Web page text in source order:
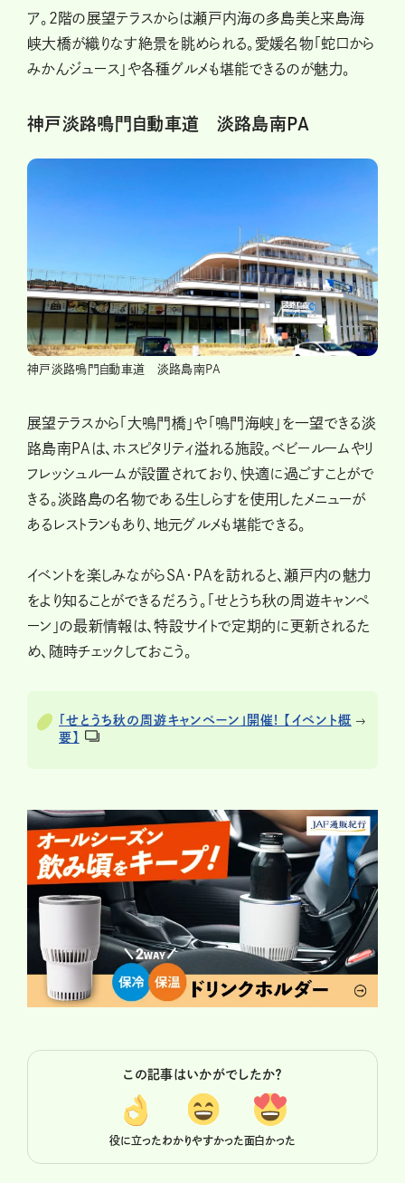
ア。2階の展望テラスからは瀬戸内海の多島美と来島海
峡大橋が織りなす絶景を眺められる。愛媛名物「蛇口から
みかんジュース」や各種グルメも堪能できるのが魅力。
神戸淡路鳴門自動車道 淡路島南PA
神戸淡路鳴門自動車道 淡路島南PA
展望テラスから「大鳴門橋」や「鳴門海峡」を一望できる淡
路島南PAは、ホスピタリティ溢れる施設。ベビールームやリ
フレッシュルームが設置されており、快適に過ごすことがで
きる。淡路島の名物である生しらすを使用したメニューが
あるレストランもあり、地元グルメも堪能できる。
イベントを楽しみながらSA・PAを訪れると、瀬戸内の魅力
をより知ることができるだろう。「せとうち秋の周遊キャンペ
ーン」の最新情報は、特設サイトで定期的に更新されるた
め、随時チェックしておこう。
「せとうち秋の周遊キャンペーン」開催! 【イベント概
要】
この記事はいかがでしたか？
役に立ったわかりやすかった面白かった